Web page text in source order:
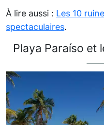
À lire aussi : Les 10
spectaculaires.
Playa Paraíso et